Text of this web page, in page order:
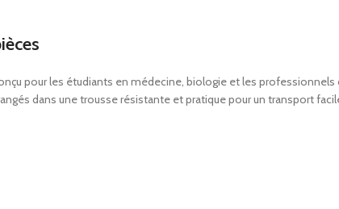
pour les étudiants en médecine, biologie et les professionnels
dans une trousse résistante et pratique pour un transport